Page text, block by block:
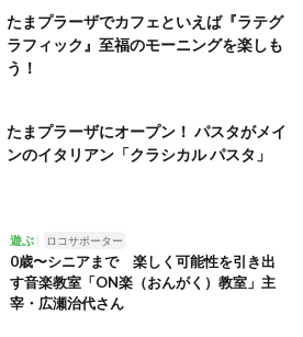
たまプラーザでカフェといえば『ラテグ
ラフィック』至福のモーニングを楽しも
う！
たまプラーザにオープン！ パスタがメイ
ンのイタリアン「クラシカル パスタ」
遊ぶ ロコサポーター
0歳〜シニアまで 楽しく可能性を引き出
す音楽教室「ON楽（おんがく）教室」主
宰・広瀬治代さん